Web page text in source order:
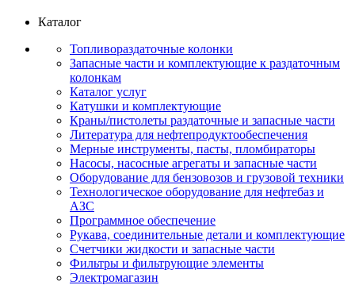
Каталог
Топливораздаточные колонки
Запасные части и комплектующие к раздаточным
колонкам
Каталог услуг
Катушки и комплектующие
Краны/пистолеты раздаточные и запасные части
Литература для нефтепродуктообеспечения
Мерные инструменты, пасты, пломбираторы
Насосы, насосные агрегаты и запасные части
Оборудование для бензовозов и грузовой техники
Технологическое оборудование для нефтебаз и
АЗС
Программное обеспечение
Рукава, соединительные детали и комплектующие
Счетчики жидкости и запасные части
Фильтры и фильтрующие элементы
Электромагазин